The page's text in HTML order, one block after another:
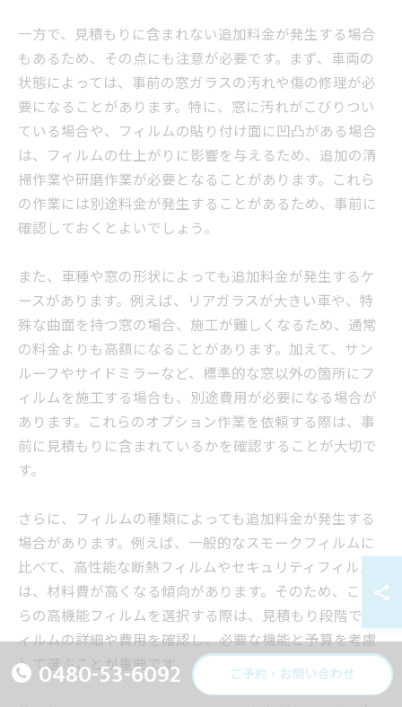
一方で、見積もりに含まれない追加料金が発生する場合
もあるため、その点にも注意が必要です。まず、車両の
状態によっては、事前の窓ガラスの汚れや傷の修理が必
要になることがあります。特に、窓に汚れがこびりつい
ている場合や、フィルムの貼り付け面に凹凸がある場合
は、フィルムの仕上がりに影響を与えるため、追加の清
掃作業や研磨作業が必要となることがあります。これら
の作業には別途料金が発生することがあるため、事前に
確認しておくとよいでしょう。
また、車種や窓の形状によっても追加料金が発生するケ
ースがあります。例えば、リアガラスが大きい車や、特
殊な曲面を持つ窓の場合、施工が難しくなるため、通常
の料金よりも高額になることがあります。加えて、サン
ルーフやサイドミラーなど、標準的な窓以外の箇所にフ
ィルムを施工する場合も、別途費用が必要になる場合が
あります。これらのオプション作業を依頼する際は、事
前に見積もりに含まれているかを確認することが大切で
す。
さらに、フィルムの種類によっても追加料金が発生する
場合があります。例えば、一般的なスモークフィルムに
比べて、高性能な断熱フィルムやセキュリティフィルム
は、材料費が高くなる傾向があります。そのため、これ
らの高機能フィルムを選択する際は、見積もり段階でフ
ィルムの詳細や費用を確認し、必要な機能と予算を考慮
して選ぶことが重要です。
0480-53-6092 ご予約・お問い合わせ